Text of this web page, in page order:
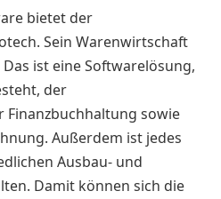
bietet der
Sein Warenwirtschaft
ist eine Softwarelösung,
der
sowie
Außerdem ist jedes
Ausbau- und
Damit können sich die